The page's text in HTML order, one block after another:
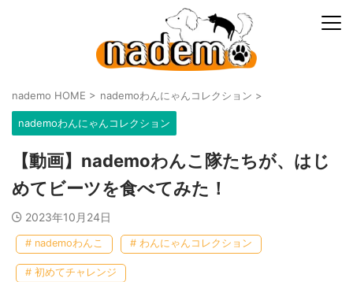
nademo HOME > nademoわんにゃんコレクション >
nademoわんにゃんコレクション
【動画】nademoわんこ隊たちが、はじ
めてビーツを食べてみた！
2023年10月24日
# nademoわんこ # わんにゃんコレクション
# 初めてチャレンジ